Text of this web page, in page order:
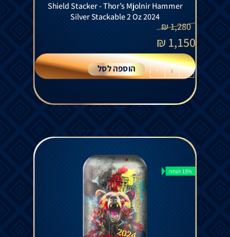
Shield Stacker - Thor’s Mjolnir Hammer
Silver Stackable 2 Oz 2024
1,280
₪
1,150
₪
-
+ הוספה לסל
15% הנחה